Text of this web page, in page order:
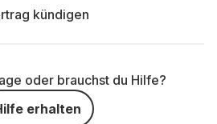
kündigen
oder brauchst du Hilfe?
erhalten